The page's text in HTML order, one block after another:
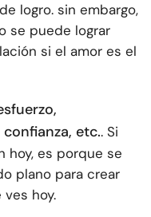
logro. sin embargo,
se puede lograr
si el amor es el
etc.. Si
hoy, es porque se
plano para crear
hoy.